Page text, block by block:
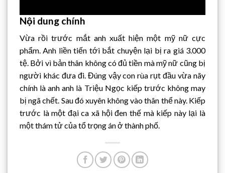
Nội dung chính
Vừa rồi trước mắt anh xuất hiện một mỹ nữ cực
phẩm. Anh liền tiến tới bắt chuyện lại bị ra giá 3.000
tệ. Bởi vì bản thân không có đủ tiền mà mỹ nữ cũng bị
người khác đưa đi. Đúng vậy con rùa rụt đầu vừa nãy
chính là anh anh là Triệu Ngọc kiếp trước không may
bị ngã chết. Sau đó xuyên không vào thân thể này. Kiếp
trước là một đại ca xã hội đen thế mà kiếp này lại là
một thám tử của tổ trọng án ở thành phố.